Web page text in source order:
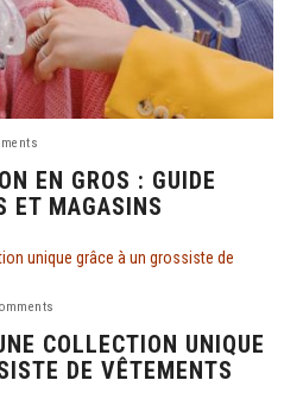
EN GROS : GUIDE
ET MAGASINS
COLLECTION UNIQUE
DE VÊTEMENTS